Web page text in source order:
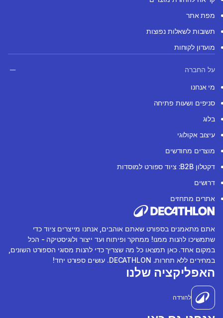
מפת אתר
תשובות לשאלות נפוצות
מועדון לקוחות
על החברה
מי אנחנו
סניפים ושעות פתיחה
בלוג
עיצוב אקולוגי
מוצרים מחודשים
דקטלון B2B: ציוד ספורט למוסדות
דרושים
אתרים מתחזים
אתם מתאמנים בספורט שאתם אוהבים, אנחנו מייצרים ציוד כדי
שתמשיכו להנות ממנו! ממחקר ופיתוח ועד ייצור ולוגיסטיקה - הכל
במקום אחד. כאן תמצאו כל מה שצריך כדי להנות מסוגי הספורט השונים,
במחירים ללא תחרות. DECATHLON. עושים ספורט יחד!
האפליקציה שלנו
להורדה